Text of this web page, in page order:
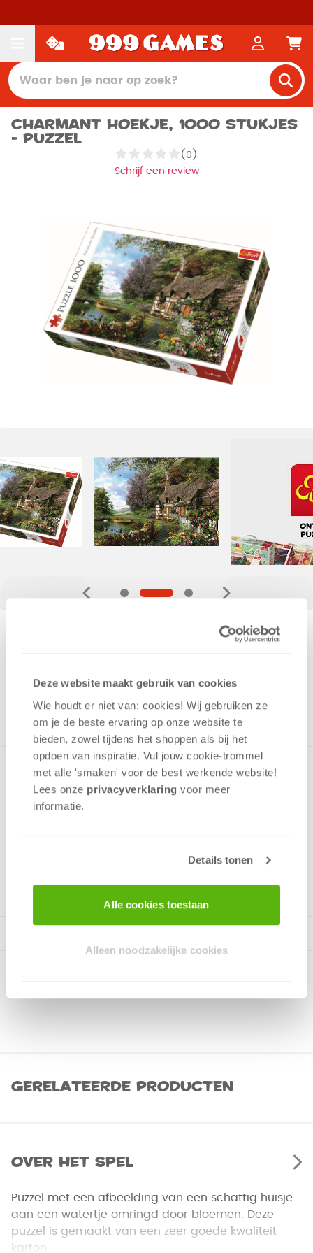
Deze website maakt gebruik van cookies
Wie houdt er niet van: cookies! Wij gebruiken ze
om je de beste ervaring op onze website te
bieden, zowel tijdens het shoppen als bij het
opdoen van inspiratie. Vul jouw cookie-trommel
met alle 'smaken' voor de best werkende website​!
Lees onze privacyverklaring voor meer
informatie.
Details tonen
Alle cookies toestaan
Alleen noodzakelijke cookies
Charmant hoekje, 1000 stukjes
- Puzzel
(0)
Schrijf een review
ONTVANG 70 OVERWINNINGSPUNTEN
Puzzel met een afbeelding van een schattig huisje aan een
watertje omringd door bloemen. Deze puzzel is gemaakt
van een zeer goede kwaliteit karton met een niet
Gerelateerde producten
Over het spel
Puzzel met een afbeelding van een schattig huisje
aan een watertje omringd door bloemen. Deze
puzzel is gemaakt van een zeer goede kwaliteit
karton